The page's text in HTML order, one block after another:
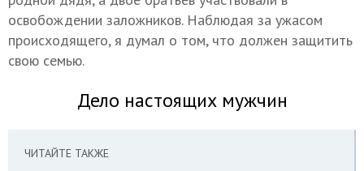
освобождении заложников. Наблюдая за ужасом
происходящего, я думал о том, что должен защитить
свою семью.
Дело настоящих мужчин
ЧИТАЙТЕ ТАКЖЕ